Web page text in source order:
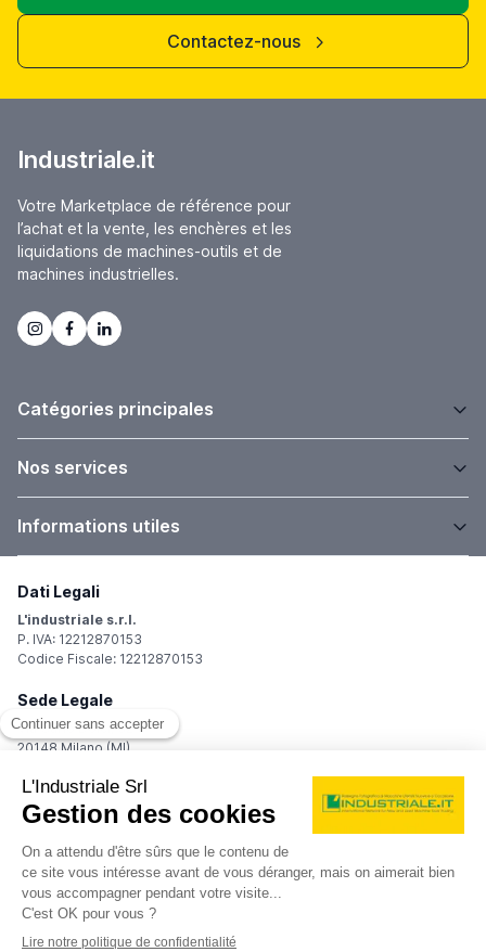
Contactez-nous
Industriale.it
Votre Marketplace de référence pour
l’achat et la vente, les enchères et les
liquidations de machines-outils et de
machines industrielles.
Catégories principales
Nos services
Informations utiles
Dati Legali
L'industriale s.r.l.
P. IVA: 12212870153
Codice Fiscale: 12212870153
Sede Legale
Via Carlo Dolci, 32
20148 Milano (MI)
Registro Imprese
REA: MI-1539011
Capitale sociale: Euro 10.400,00 i.v.
Contatti